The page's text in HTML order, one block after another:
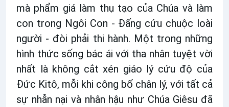
mà phẩm giá làm thụ tạo của Chúa và làm
con trong Ngôi Con - Đấng cứu chuộc loài
người - đòi phải thi hành. Một trong những
hình thức sống bác ái với tha nhân tuyệt vời
nhất là không cắt xén giáo lý cứu độ của
Đức Kitô, mỗi khi công bố chân lý, với tất cả
sự nhẫn nại và nhân hậu như Chúa Giêsu đã